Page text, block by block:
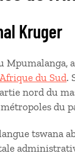
Kruger
Mpumalanga,
du Sud.
nord du
du
langue